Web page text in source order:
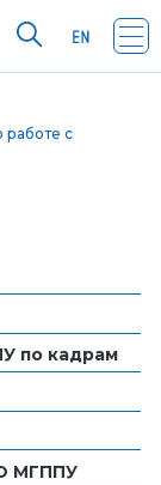
работе с
по кадрам
МГППУ